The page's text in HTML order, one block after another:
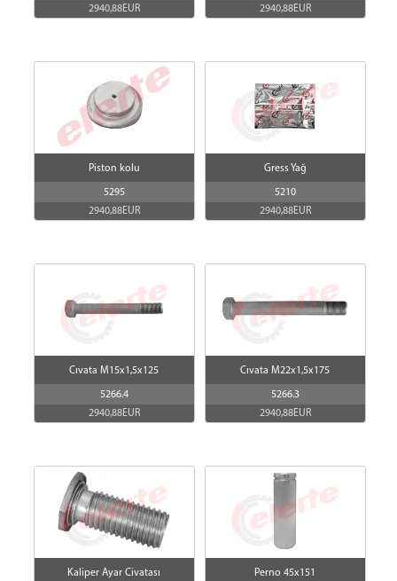
2940,88EUR
2940,88EUR
Piston kolu
5295
2940,88EUR
Gress Yağ
5210
2940,88EUR
Cıvata M15x1,5x125
5266.4
2940,88EUR
Cıvata M22x1,5x175
5266.3
2940,88EUR
Kaliper Ayar Civatası Perno 45x151